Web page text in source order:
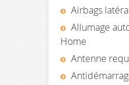
Airbags
Allumage
Home
Antenne